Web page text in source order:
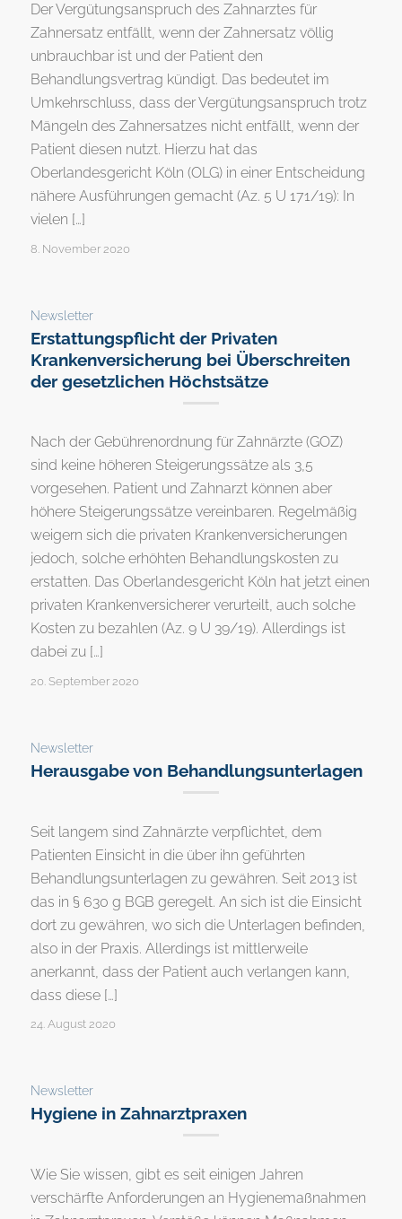
Der Vergütungsanspruch des Zahnarztes für
Zahnersatz entfällt, wenn der Zahnersatz völlig
unbrauchbar ist und der Patient den
Behandlungsvertrag kündigt. Das bedeutet im
Umkehrschluss, dass der Vergütungsanspruch trotz
Mängeln des Zahnersatzes nicht entfällt, wenn der
Patient diesen nutzt. Hierzu hat das
Oberlandesgericht Köln (OLG) in einer Entscheidung
nähere Ausführungen gemacht (Az. 5 U 171/19): In
vielen […]
8. November 2020
Newsletter
Erstattungspflicht der Privaten
Krankenversicherung bei Überschreiten
der gesetzlichen Höchstsätze
Nach der Gebührenordnung für Zahnärzte (GOZ)
sind keine höheren Steigerungssätze als 3,5
vorgesehen. Patient und Zahnarzt können aber
höhere Steigerungssätze vereinbaren. Regelmäßig
weigern sich die privaten Krankenversicherungen
jedoch, solche erhöhten Behandlungskosten zu
erstatten. Das Oberlandesgericht Köln hat jetzt einen
privaten Krankenversicherer verurteilt, auch solche
Kosten zu bezahlen (Az. 9 U 39/19). Allerdings ist
dabei zu […]
20. September 2020
Newsletter
Herausgabe von Behandlungsunterlagen
Seit langem sind Zahnärzte verpflichtet, dem
Patienten Einsicht in die über ihn geführten
Behandlungsunterlagen zu gewähren. Seit 2013 ist
das in § 630 g BGB geregelt. An sich ist die Einsicht
dort zu gewähren, wo sich die Unterlagen befinden,
also in der Praxis. Allerdings ist mittlerweile
anerkannt, dass der Patient auch verlangen kann,
dass diese […]
24. August 2020
Newsletter
Hygiene in Zahnarztpraxen
Wie Sie wissen, gibt es seit einigen Jahren
verschärfte Anforderungen an Hygienemaßnahmen